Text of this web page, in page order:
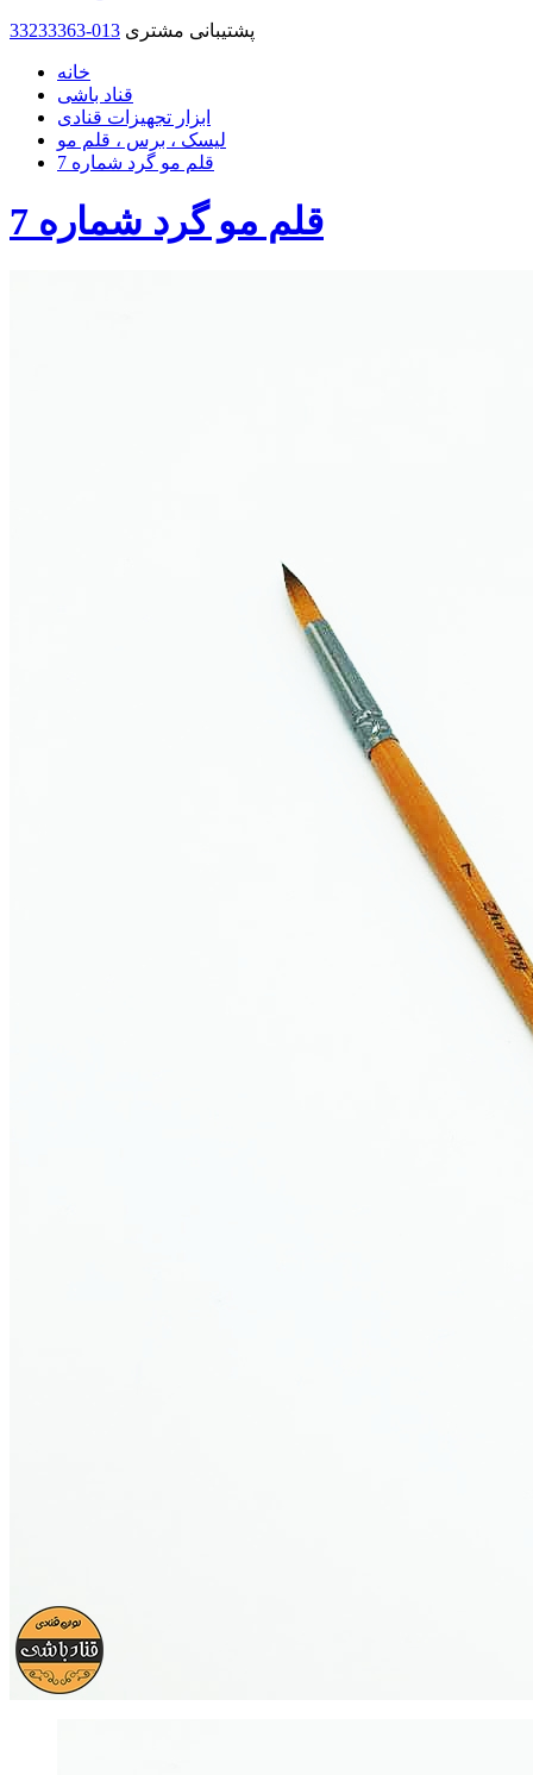
33233363-013 پشتیبانی مشتری
خانه
قناد باشی
ابزار تجهیزات قنادی
لیسک ، برس ، قلم مو
قلم مو گرد شماره 7
قلم مو گرد شماره 7